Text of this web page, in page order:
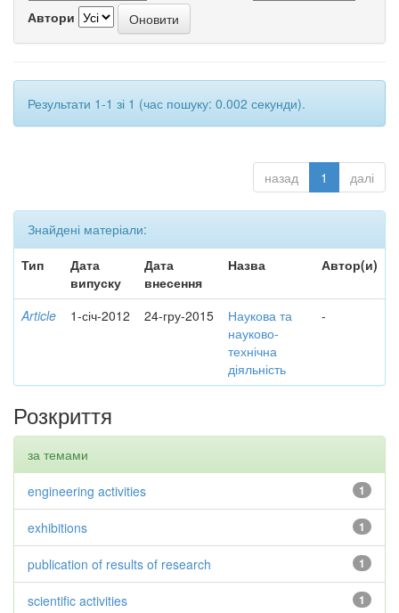
Автори
Результати 1-1 зі 1 (час пошуку: 0.002 секунди).
назад 1 далі
Знайдені матеріали:
Тип
Дата
випуску
Дата
внесення
Назва Автор(и)
Article 1-січ-2012 24-гру-2015
Наукова та
науково-
технічна
діяльність
-
Розкриття
за темами
1
engineering activities
1
exhibitions
1
publication of results of research
1
scientific activities